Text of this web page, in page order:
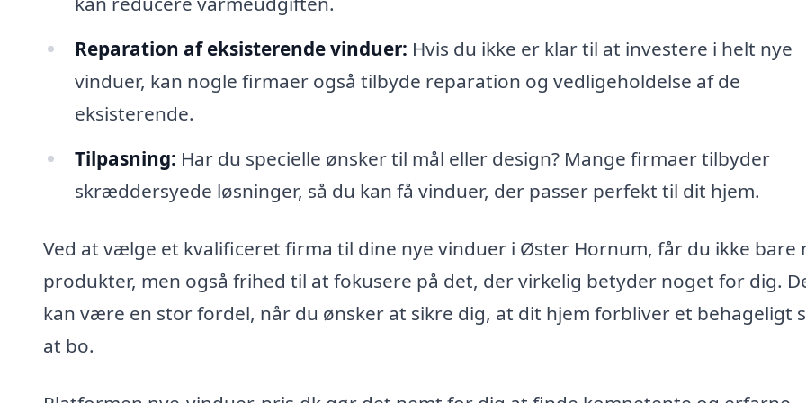
Reparation af eksisterende vinduer: Hvis du ikke er klar til at investere i helt nye
vinduer, kan nogle firmaer også tilbyde reparation og vedligeholdelse af de
eksisterende.
Tilpasning: Har du specielle ønsker til mål eller design? Mange firmaer tilbyder
skræddersyede løsninger, så du kan få vinduer, der passer perfekt til dit hjem.
Ved at vælge et kvalificeret firma til dine nye vinduer i Øster Hornum, får du ikke bare
produkter, men også frihed til at fokusere på det, der virkelig betyder noget for dig.
kan være en stor fordel, når du ønsker at sikre dig, at dit hjem forbliver et behageligt
at bo.